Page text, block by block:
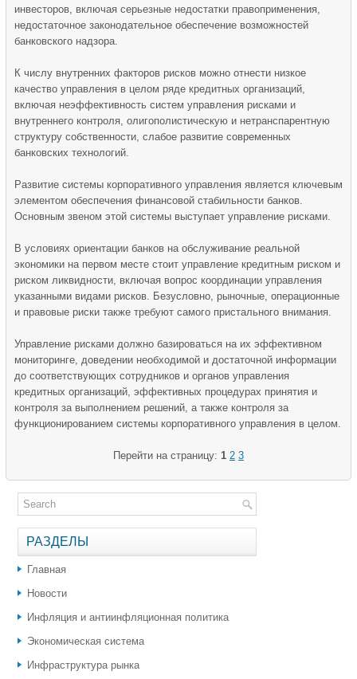
инвесторов, включая серьезные недостатки правоприменения,
недостаточное законодательное обеспечение возможностей
банковского надзора.
К числу внутренних факторов рисков можно отнести низкое
качество управления в целом ряде кредитных организаций,
включая неэффективность систем управления рисками и
внутреннего контроля, олигополистическую и нетранспарентную
структуру собственности, слабое развитие современных
банковских технологий.
Развитие системы корпоративного управления является ключевым
элементом обеспечения финансовой стабильности банков.
Основным звеном этой системы выступает управление рисками.
В условиях ориентации банков на обслуживание реальной
экономики на первом месте стоит управление кредитным риском и
риском ликвидности, включая вопрос координации управления
указанными видами рисков. Безусловно, рыночные, операционные
и правовые риски также требуют самого пристального внимания.
Управление рисками должно базироваться на их эффективном
мониторинге, доведении необходимой и достаточной информации
до соответствующих сотрудников и органов управления
кредитных организаций, эффективных процедурах принятия и
контроля за выполнением решений, а также контроля за
функционированием системы корпоративного управления в целом.
Перейти на страницу: 1 2 3
РАЗДЕЛЫ
Главная
Новости
Инфляция и антиинфляционная политика
Экономическая система
Инфраструктура рынка